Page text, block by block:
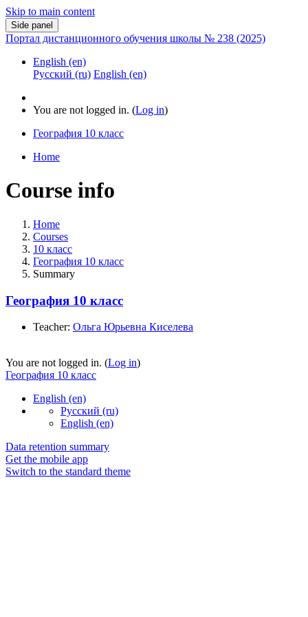
Skip to main content
Side panel
Портал дистанционного обучения школы № 238 (2025)
English ‎(en)‎
Русский ‎(ru)‎ English ‎(en)‎
You are not logged in. (Log in)
География 10 класс
Home
Course info
Home
Courses
10 класс
География 10 класс
Summary
География 10 класс
Teacher: Ольга Юрьевна Киселева
You are not logged in. (Log in)
География 10 класс
English ‎(en)‎
Русский ‎(ru)‎
English ‎(en)‎
Data retention summary
Get the mobile app
Switch to the standard theme